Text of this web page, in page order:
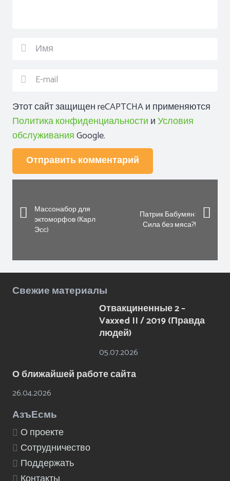
Этот сайт защищен reCAPTCHA и применяются
Политика конфиденциальности иУсловия
обслуживанияGoogle.
Отправить комментарий
Массонабор для
эктоморфов (Карл
Эсс)
Патрик Бабумян:
Сила без мяса?!
Свежие материалы
Отвакциненные 2 –
Vaxxed II / 2019 (Правда
людей)
05.07.2026
О ближайшей работе сайта
26.04.2026
АзъЕсмь
О проекте
Сотрудничество
Поддержать